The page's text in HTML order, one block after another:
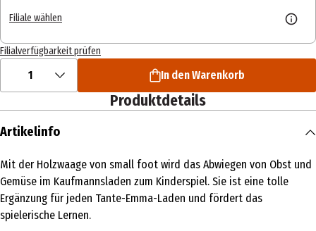
Filiale wählen
Filialverfügbarkeit prüfen
1 In den Warenkorb
Produktdetails
Artikelinfo
Mit der Holzwaage von small foot wird das Abwiegen von Obst und
Gemüse im Kaufmannsladen zum Kinderspiel. Sie ist eine tolle
Ergänzung für jeden Tante-Emma-Laden und fördert das
spielerische Lernen.